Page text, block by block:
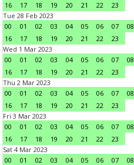
16
17 18 19 20 21 22
23
Tue 28 Feb 2023
00
01 02 03 04 05 06 07 08
16
17 18 19 20 21 22
23
Wed 1 Mar 2023
00
01 02 03 04 05 06 07 08
16
17 18 19 20 21 22
23
Thu 2 Mar 2023
00
01 02 03 04 05 06 07 08
16
17 18 19 20 21 22
23
Fri 3 Mar 2023
00
01 02 03 04 05 06 07 08
16
17 18 19 20 21 22
23
Sat 4 Mar 2023
00
01 02 03 04 05 06 07 08